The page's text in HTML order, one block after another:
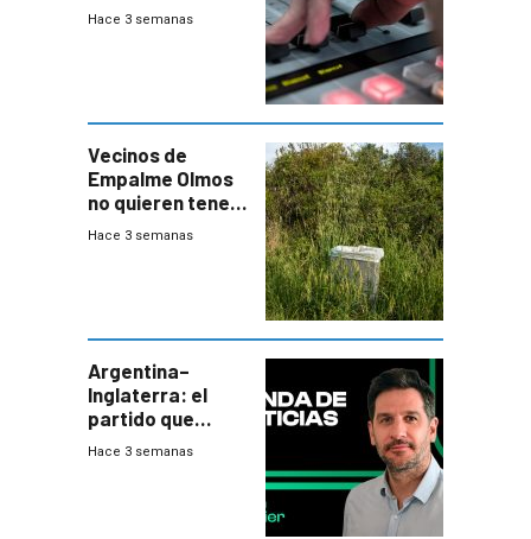
Hace 3 semanas
Vecinos de
Empalme Olmos
no quieren tener
cerca una planta
departamental
Hace 3 semanas
Argentina–
Inglaterra: el
partido que
nunca termina
Hace 3 semanas